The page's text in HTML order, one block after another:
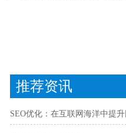
推荐资讯
SEO优化：在互联网海洋中提